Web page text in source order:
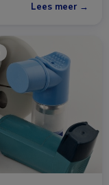
Lees meer →